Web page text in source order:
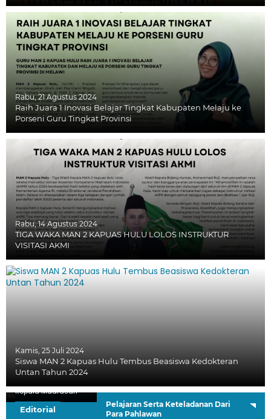
Rabu, 21 Agustus 2024
Raih Juara 1 Inovasi Belajar Tingkat Kabupaten Melaju ke
Porseni Guru Tingkat Provinsi
Rabu, 14 Agustus 2024
TIGA WAKA MAN 2 KAPUAS HULU LOLOS INSTRUKTUR
VISITASI AKMI
Kamis, 25 Juli 2024
Siswa MAN 2 Kapuas Hulu Tembus Beasiswa Kedokteran
Untan Tahun 2024
Editorial
Kepala Madrasah
Pelajaran Serta Keteladanan Dari
Para Pahlawan